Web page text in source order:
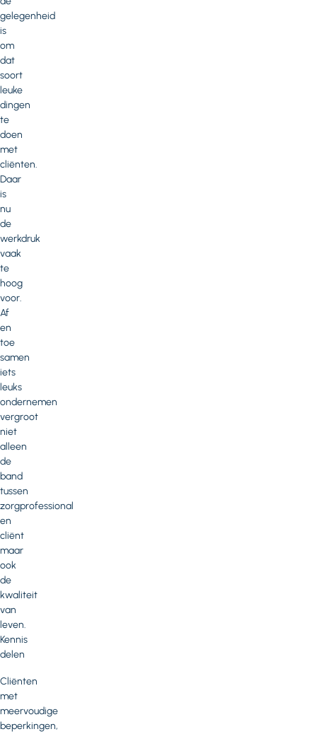
gelegenheid
is
om
dat
soort
leuke
dingen
te
doen
met
cliënten.
Daar
is
nu
de
werkdruk
vaak
te
hoog
voor.
Af
en
toe
samen
iets
leuks
ondernemen
vergroot
niet
alleen
de
band
tussen
zorgprofessional
en
cliënt
maar
ook
de
kwaliteit
van
leven.
Kennis
delen
Cliënten
met
meervoudige
beperkingen,